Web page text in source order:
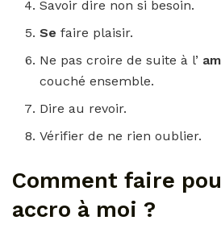
Savoir dire non si besoin.
Sefaire plaisir.
Ne pas croire de suite à l’
couché ensemble.
Dire au revoir.
Vérifier de ne rien oublier.
Comment faire
accro à moi ?